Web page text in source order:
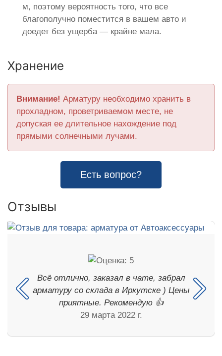
м, поэтому вероятность того, что все
благополучно поместится в вашем авто и
доедет без ущерба — крайне мала.
Хранение
Внимание! Арматуру необходимо хранить в
прохладном, проветриваемом месте, не
допуская ее длительное нахождение под
прямыми солнечными лучами.
Есть вопрос?
Отзывы
Всё отлично, заказал в чате, забрал
арматуру со склада в Иркутске ) Цены
приятные. Рекомендую 👍
29 марта 2022 г.